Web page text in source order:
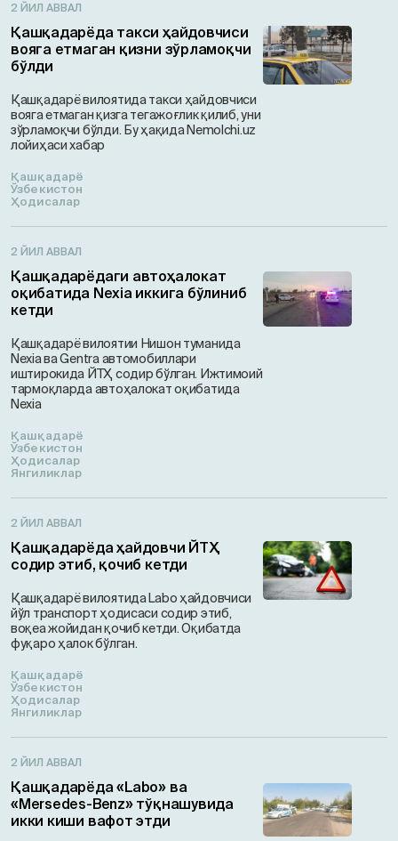
2 ЙИЛ АВВАЛ
Қашқадарёда такси ҳайдовчиси
вояга етмаган қизни зўрламоқчи
бўлди
Қашқадарё вилоятида такси ҳайдовчиси
вояга етмаган қизга тегажоғлик қилиб, уни
зўрламоқчи бўлди. Бу ҳақида Nemolchi.uz
лойиҳаси хабар
Қашқадарё
Ўзбекистон
Ҳодисалар
2 ЙИЛ АВВАЛ
Қашқадарёдаги автоҳалокат
оқибатида Nexia иккига бўлиниб
кетди
Қашқадарё вилоятии Нишон туманида
Nexia ва Gentra автомобиллари
иштирокида ЙТҲ содир бўлган. Ижтимоий
тармоқларда автоҳалокат оқибатида
Nexia
Қашқадарё
Ўзбекистон
Ҳодисалар
Янгиликлар
2 ЙИЛ АВВАЛ
Қашқадарёда ҳайдовчи ЙТҲ
содир этиб, қочиб кетди
Қашқадарё вилоятида Labo ҳайдовчиси
йўл транспорт ҳодисаси содир этиб,
воқеа жойидан қочиб кетди. Оқибатда
фуқаро ҳалок бўлган.
Қашқадарё
Ўзбекистон
Ҳодисалар
Янгиликлар
2 ЙИЛ АВВАЛ
Қашқадарёда «Labo» ва
«Mersedes-Benz» тўқнашувида
икки киши вафот этди